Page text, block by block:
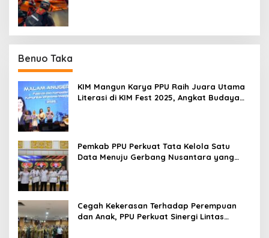
Benuo Taka
KIM Mangun Karya PPU Raih Juara Utama
Literasi di KIM Fest 2025, Angkat Budaya
Pemkab PPU Perkuat Tata Kelola Satu
Data Menuju Gerbang Nusantara yang
Cegah Kekerasan Terhadap Perempuan
dan Anak, PPU Perkuat Sinergi Lintas